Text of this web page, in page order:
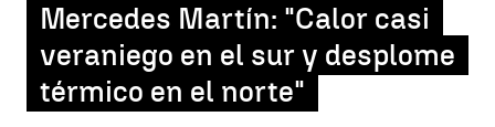
Mercedes Martín: "Calor casi
veraniego en el sur y desplome
térmico en el norte"